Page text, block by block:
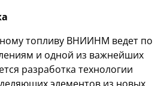
топливу ВНИИНМ ведет по
и одной из важнейших
разработка технологии